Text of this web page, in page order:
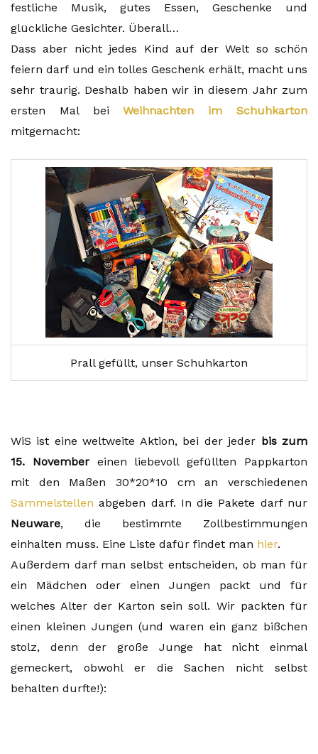
festliche Musik, gutes Essen, Geschenke und
glückliche Gesichter. Überall…
Dass aber nicht jedes Kind auf der Welt so schön
feiern darf und ein tolles Geschenk erhält, macht uns
sehr traurig. Deshalb haben wir in diesem Jahr zum
ersten Mal beiWeihnachten im Schuhkarton
mitgemacht:
Prall gefüllt, unser Schuhkarton
WiS ist eine weltweite Aktion, bei der jeder bis zum
15. Novembereinen liebevoll gefüllten Pappkarton
mit den Maßen 30*20*10 cm an verschiedenen
Sammelstellen abgeben darf. In die Pakete darf nur
Neuware, die bestimmte Zollbestimmungen
einhalten muss. Eine Liste dafür findet man hier.
Außerdem darf man selbst entscheiden, ob man für
ein Mädchen oder einen Jungen packt und für
welches Alter der Karton sein soll. Wir packten für
einen kleinen Jungen (und waren ein ganz bißchen
stolz, denn der große Junge hat nicht einmal
gemeckert, obwohl er die Sachen nicht selbst
behalten durfte!):